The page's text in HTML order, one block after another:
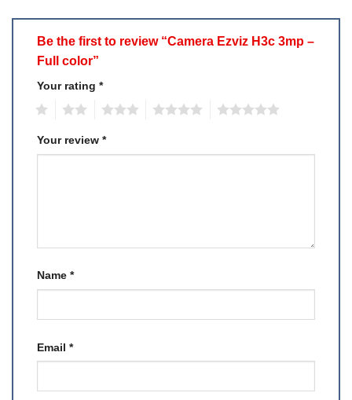
Be the first to review “Camera Ezviz H3c 3mp –
Full color”
Your rating *
Your review *
Name *
Email *